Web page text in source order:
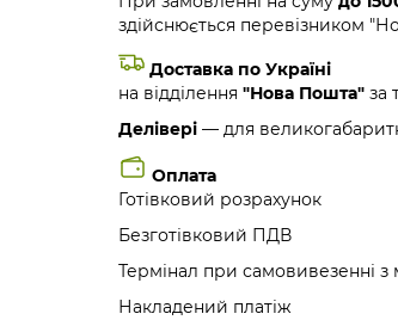
здійснюється перевізником
Доставка по Україні
на відділення"Нова Пошта"за
Делівері — для
Оплата
Готівковий розрахунок
Безготівковий ПДВ
Термінал при самовивезенні з
Накладений платіж